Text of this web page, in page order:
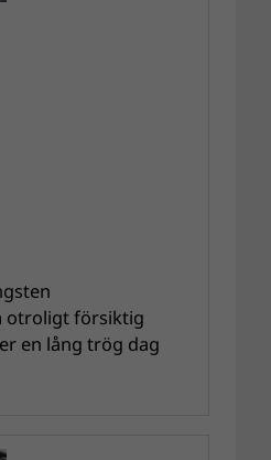
otroligt försiktig
en lång trög dag